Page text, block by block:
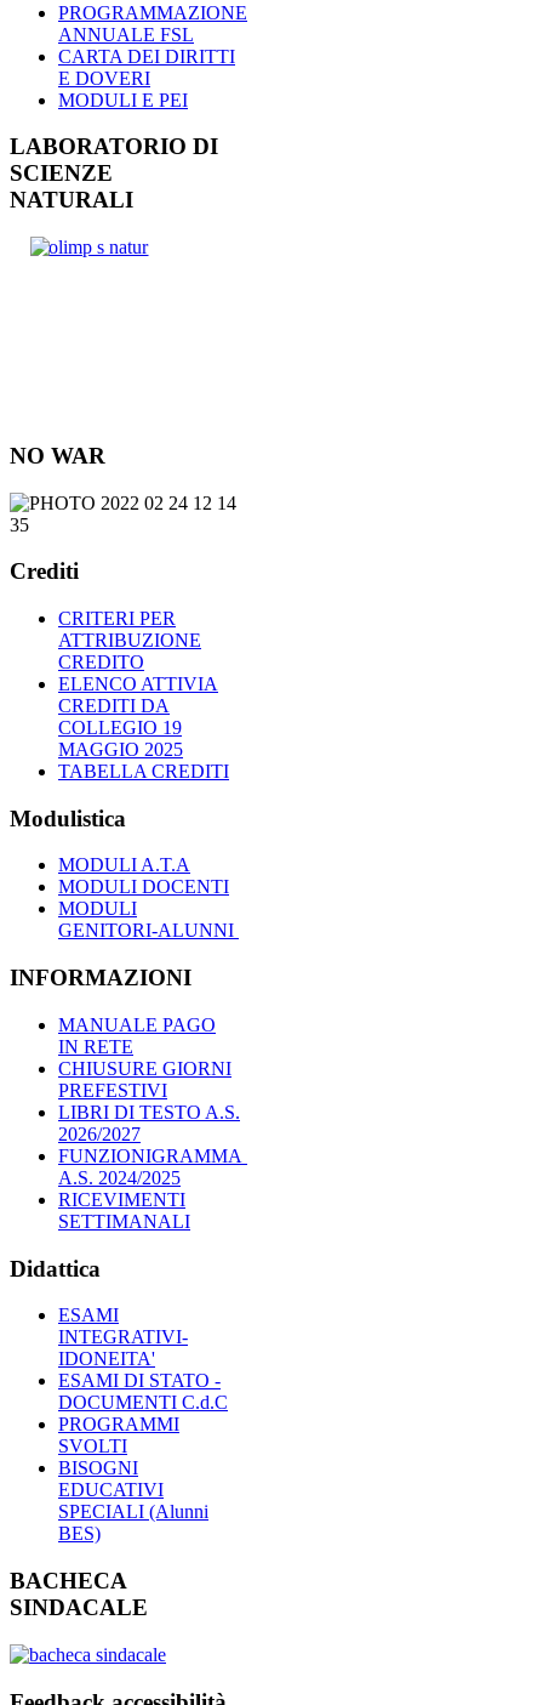
PROGRAMMAZIONE
ANNUALE FSL
CARTA DEI DIRITTI
E DOVERI
MODULI E PEI
LABORATORIO DI
SCIENZE
NATURALI
NO WAR
Crediti
CRITERI PER
ATTRIBUZIONE
CREDITO
ELENCO ATTIVIA
CREDITI DA
COLLEGIO 19
MAGGIO 2025
TABELLA CREDITI
Modulistica
MODULI A.T.A
MODULI DOCENTI
MODULI
GENITORI-ALUNNI
INFORMAZIONI
MANUALE PAGO
IN RETE
CHIUSURE GIORNI
PREFESTIVI
LIBRI DI TESTO A.S.
2026/2027
FUNZIONIGRAMMA
A.S. 2024/2025
RICEVIMENTI
SETTIMANALI
Didattica
ESAMI
INTEGRATIVI-
IDONEITA'
ESAMI DI STATO -
DOCUMENTI C.d.C
PROGRAMMI
SVOLTI
BISOGNI
EDUCATIVI
SPECIALI (Alunni
BES)
BACHECA
SINDACALE